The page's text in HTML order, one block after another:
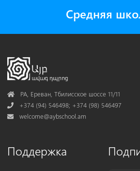
Средняя
AddressРА, Ереван, Тбилисское шоссе 11/11
Phone+374 (94) 546498; +374 (98) 546497
Mail
welcome@aybschool.am
Поддержка